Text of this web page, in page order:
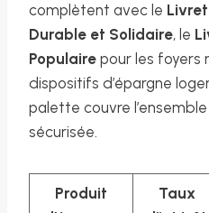
complètent avec le
Durable et Solidaire, le
Populaire pour les foyers
dispositifs d’épargne
palette couvre
sécurisée.
Produit
Taux